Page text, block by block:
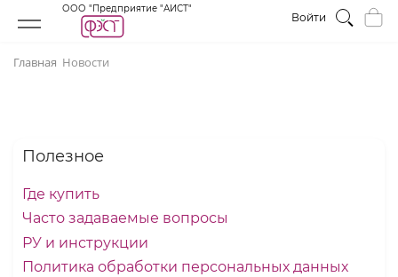
ООО "Предприятие "АИСТ"
Войти
Главная Новости
Полезное
Где купить
Часто задаваемые вопросы
РУ и инструкции
Политика обработки персональных данных